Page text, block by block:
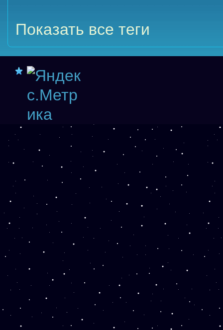
Показать все теги